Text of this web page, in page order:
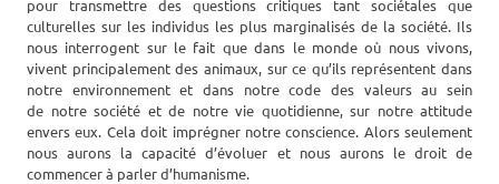
pour transmettre des questions critiques tant sociétales que
culturelles sur les individus les plus marginalisés de la société. Ils
nous interrogent sur le fait que dans le monde où nous vivons,
vivent principalement des animaux, sur ce qu’ils représentent dans
notre environnement et dans notre code des valeurs au sein
de notre société et de notre vie quotidienne, sur notre attitude
envers eux. Cela doit imprégner notre conscience. Alors seulement
nous aurons la capacité d’évoluer et nous aurons le droit de
commencer à parler d’humanisme.